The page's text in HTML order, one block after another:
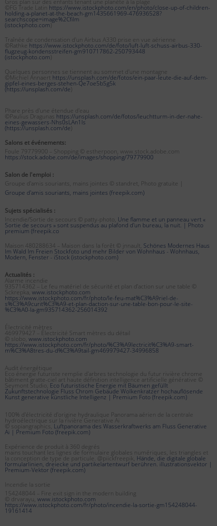
Gros plan sur des enfants tenant une planète à la plage
©FG Trade Latin https://www.istockphoto.com/en/photo/close-up-of-children-
holding-a-planet-at-the-beach-gm1435661969-476936528?
searchscope=image%2Cfilm
(istockphoto.com)
Traînée de condensation d'un Airbus A330 prise en vue aérienne
©Rathke https://www.istockphoto.com/de/foto/luft-luft-schuss-airbus-330-
flugzeug-kondensstreifen-gm910717862-250793448
(istockphoto.com)
Quelques personnes se tiennent au sommet d'une montagne
©Michiel Annaert https://unsplash.com/de/fotos/ein-paar-leute-die-auf-dem-
gipfel-eines-berges-stehen-Qe7oe5bSg5k
(https://unsplash.com/de)
Phare près d'une étendue d'eau
©Paulius Dragunas https://unsplash.com/de/fotos/leuchtturm-in-der-nahe-
eines-gewassers-Nhs0sLAn1Is
(https://unsplash.com/de)
Salons et événements:
Foule 79779900 – Shopping © estherpoon, www.stock.adobe.com
https://stock.adobe.com/de/images/shopping/79779900
Salon de l'emploi :
Groupe d'amis souriants, mains jointes © standret, Photo gratuite |
Groupe d'amis souriants, mains jointes (freepik.com)
Sujets spécialisés :
Incendie/Sortie de secours © patty-photo, Une flamme et un panneau vert «
Sortie de secours » sont suspendus au plafond d'un bureau, la nuit. | Photo
premium (freepik.co
Maison 480288634 – Maison dans la forêt © jnnault, Schönes Modernes Haus
Im Wald Im Freien Stockfoto und mehr Bilder von Wohnhaus - Wohnhaus,
Modern, Fenster - iStock (istockphoto.com)
Actualités :
Alarme incendie
935714362 – Le feu matériel de sécurité et plan d’action sur une table ©
Sckrepka, www.istockphoto.com
https://www.istockphoto.com/fr/photo/le-feu-mat%C3%A9riel-de-
s%C3%A9curit%C3%A9-et-plan-daction-sur-une-table-bon-pour-le-site-
%C3%A0-la-gm935714362-256014392
Électricité mètres
469979427 – Électricité Smart mètres du détail
© slobo, www.istockphoto.com
https://www.istockphoto.com/fr/photo/%C3%A9lectricit%C3%A9-smart-
m%C3%A8tres-du-d%C3%A9tail-gm469979427-34996858
Audit énergétique
Eco énergie futuriste remplie d'arbres technologie du futur rivière chrome
bâtiment gratte-ciel art haute définition intelligence artificielle générative ©
Seymont Studio, Eco futuristische Energie mit Bäumen gefüllt
Zukunftstechnologie Fluss Chrom Gebäude Wolkenkratzer hochauflösende
Kunst generative künstliche Intelligenz | Premium Foto (freepik.com)
100% d'électricité d'origine hydraulique Panorama aérien de la centrale
hydroélectrique sur la rivière Generative Ai
© sopiangraphics, Luftpanorama des Wasserkraftwerks am Fluss Generative
Ai | Premium Foto (freepik.com)
Expérience de produit à 360 degrés
mains touchant les lignes de formulaire globales numériques, les triangles et
la conception de type de particule. @piickfreepik, Hände, die digitale globale
formularlinien, dreiecke und partikelartentwurf berühren. illustrationsvektor |
Premium-Vektor (freepik.com)
Incendie la sortie
154248044 – Fire exit sign in the modern building
© drvarayu, www.istockphoto.com
https://www.istockphoto.com/fr/photo/incendie-la-sortie-gm154248044-
19161414